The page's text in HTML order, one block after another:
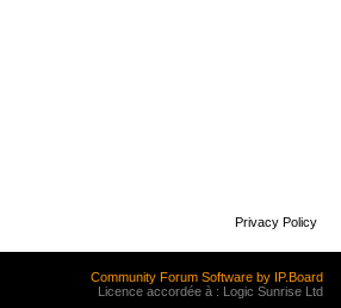
Privacy Policy
Community Forum Software by IP.Board
Licence accordée à : Logic Sunrise Ltd